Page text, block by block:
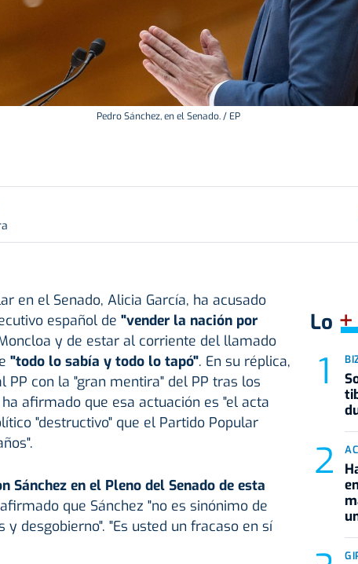
Pedro Sánchez, en el Senado. / EP
en el Senado, Alicia García, ha acusado
español de "vender la nación por
y de estar al corriente del llamado
"todo lo sabía y todo lo tapó". En su réplica,
PP con la "gran mentira" del PP tras los
afirmado que esa actuación es "el acta
"destructivo" que el Partido Popular
Sánchez en el Pleno del Senado de esta
que Sánchez "no es sinónimo de
y desgobierno". "Es usted un fracaso en sí
Lo +